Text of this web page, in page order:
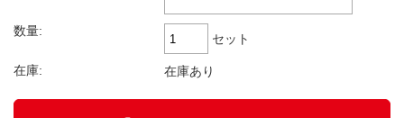
数量:
セット
在庫: 在庫あり